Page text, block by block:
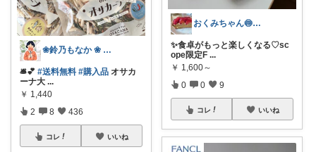
❀鈴乃もなか ❀ 穏やかさを大切に
🛎️💕 #送料無料 #購入品 オサカ
ーナ大 ...
￥ 1,440
2 8 436
コレ いいね
おくみちゃん🍥朝コレ界隈
✨食卓がもっと楽しくなる♡sc
ope限定F ...
￥ 1,600～
0 0 9
コレ いいね